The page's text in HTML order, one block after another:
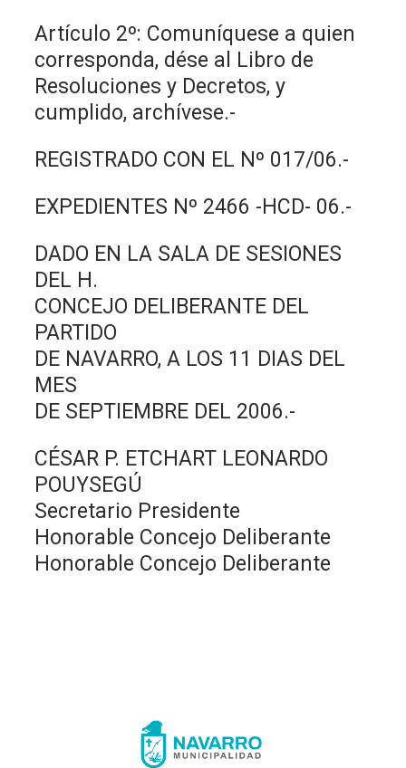
Artículo 2º: Comuníquese a quien
corresponda, dése al Libro de
Resoluciones y Decretos, y
cumplido, archívese.-
REGISTRADO CON EL Nº 017/06.-
EXPEDIENTES Nº 2466 -HCD- 06.-
DADO EN LA SALA DE SESIONES
DEL H.
CONCEJO DELIBERANTE DEL
PARTIDO
DE NAVARRO, A LOS 11 DIAS DEL
MES
DE SEPTIEMBRE DEL 2006.-
CÉSAR P. ETCHART LEONARDO
POUYSEGÚ
Secretario Presidente
Honorable Concejo Deliberante
Honorable Concejo Deliberante